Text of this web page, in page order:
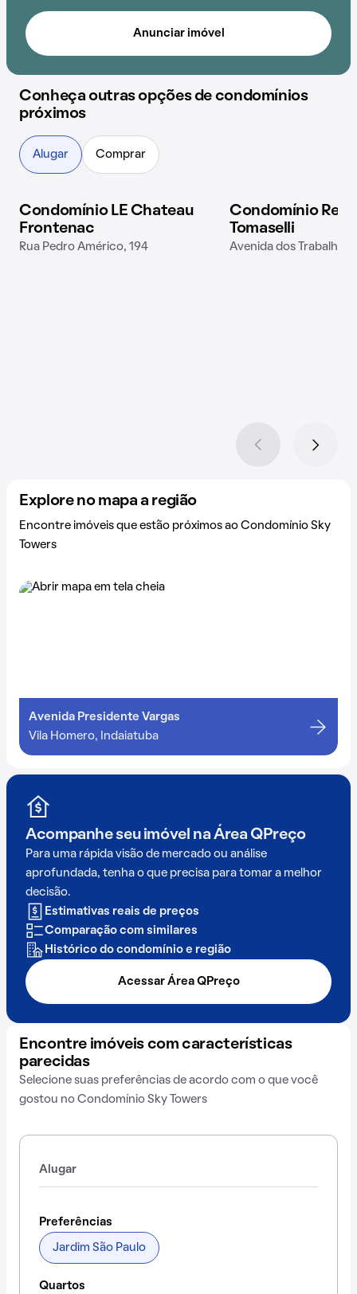
Anunciar imóvel
Conheça outras opções de condomínios
próximos
Alugar Comprar
4 imóveis disponíveis
Condomínio LE Chateau
Frontenac
Rua Pedro Américo, 194
4 imóveis disponíveis
Condomínio
Tomaselli
Avenida dos
Explore no mapa a região
Encontre imóveis que estão próximos ao Condomínio Sky
Towers
Avenida Presidente Vargas
Vila Homero, Indaiatuba
Acompanhe seu imóvel na Área QPreço
Para uma rápida visão de mercado ou análise
aprofundada, tenha o que precisa para tomar a melhor
decisão.
Estimativas reais de preços
Comparação com similares
Histórico do condomínio e região
Acessar Área QPreço
Encontre imóveis com características
parecidas
Selecione suas preferências de acordo com o que você
gostou no Condomínio Sky Towers
Alugar
Preferências
Jardim São Paulo
Quartos